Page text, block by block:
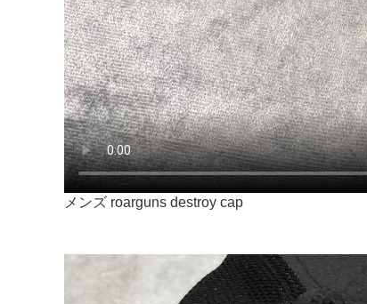
メンズ roarguns destroy cap